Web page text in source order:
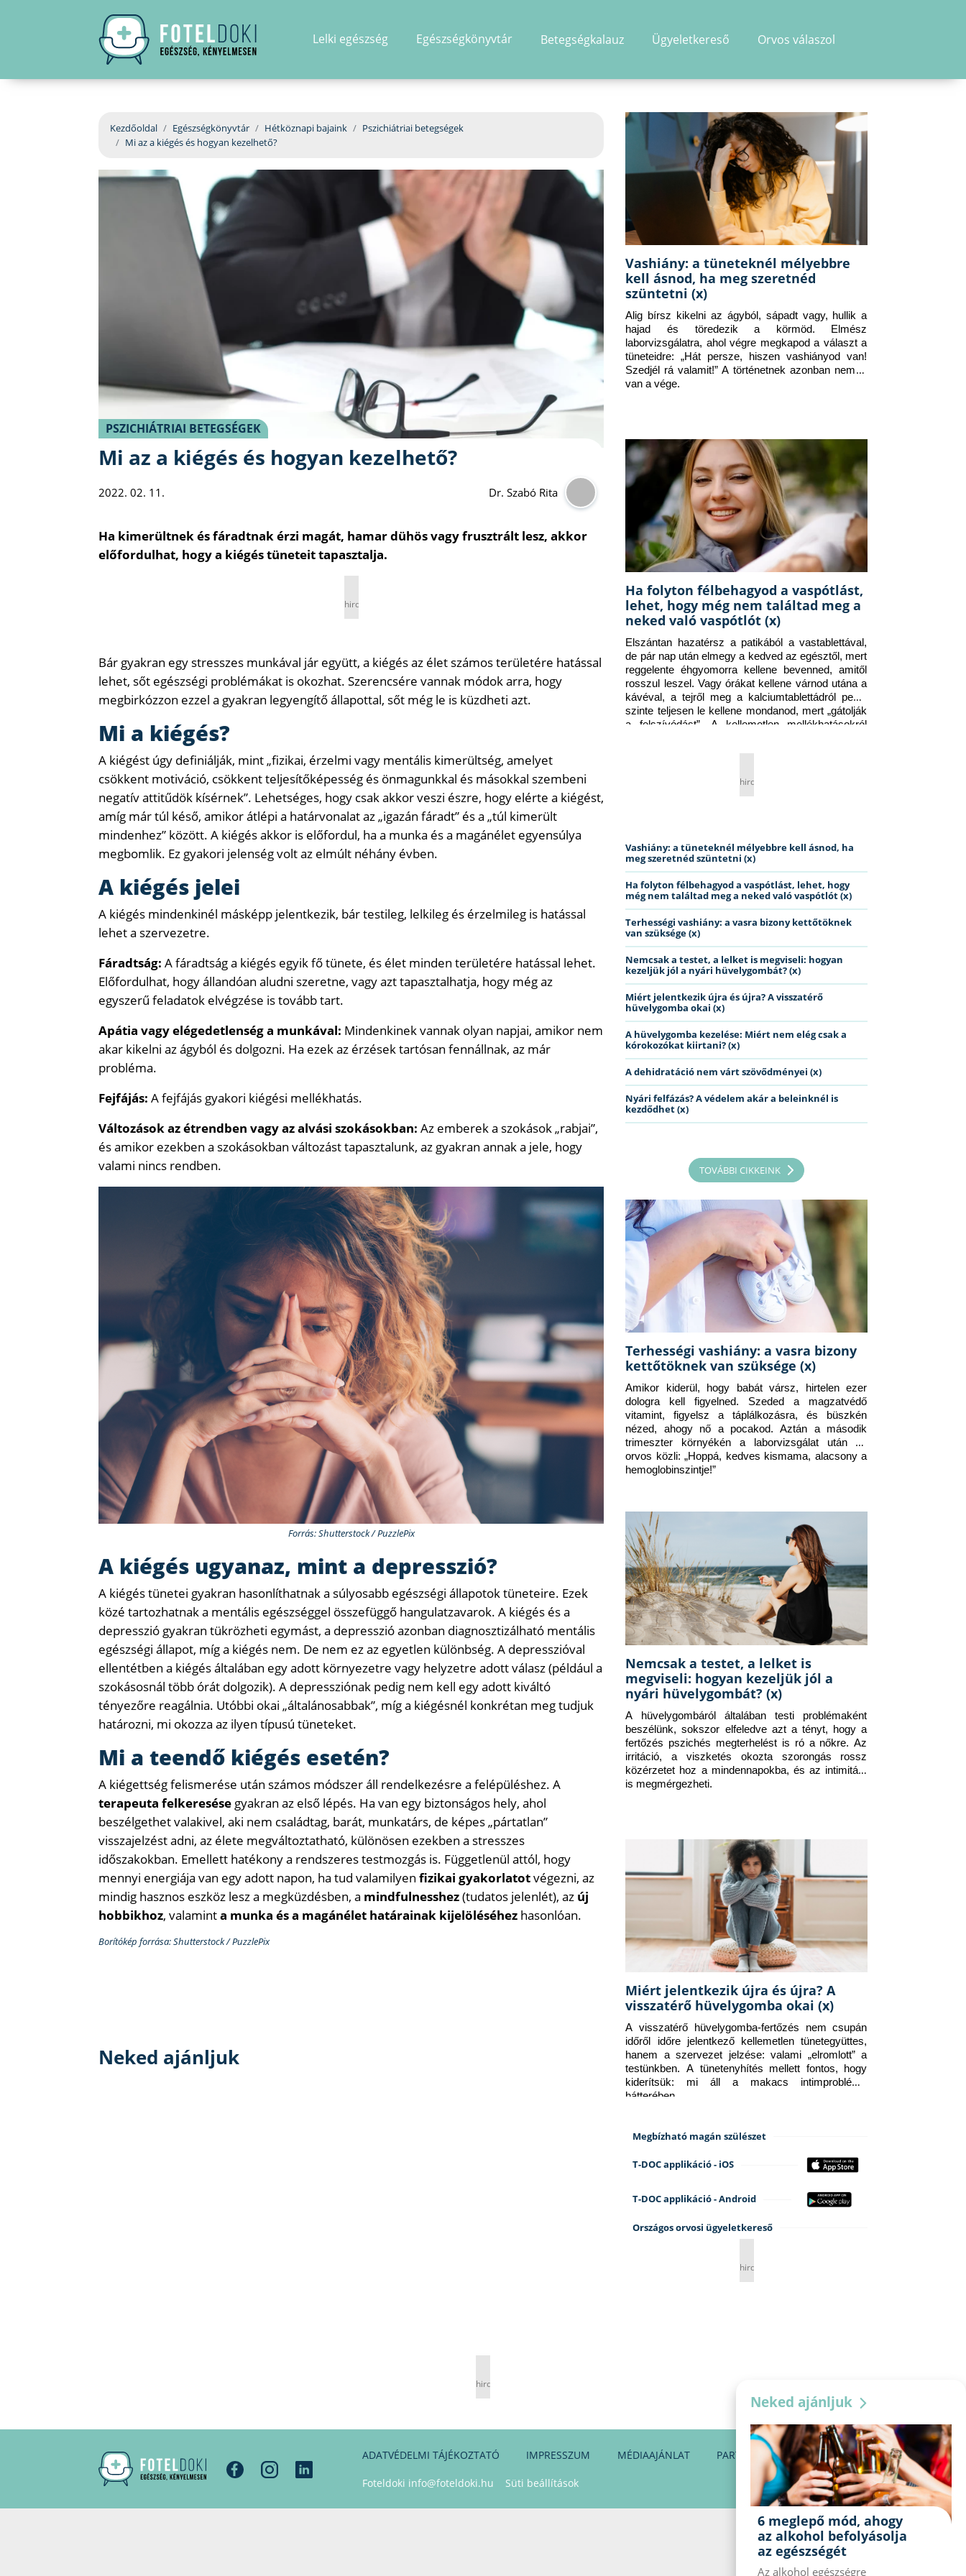
Lelki egészség Egészségkönyvtár Betegségkalauz Ügyeletkereső Orvos válaszol
Kezdőoldal Egészségkönyvtár Hétköznapi bajaink
Pszichiátriai betegségek
Mi az a kiégés és hogyan kezelhető?
PSZICHIÁTRIAI BETEGSÉGEK
Mi az a kiégés és hogyan kezelhető?
2022. 02. 11. Dr. Szabó Rita
Ha kimerültnek és fáradtnak érzi magát, hamar dühös vagy frusztrált lesz, akkor
előfordulhat, hogy a kiégés tüneteit tapasztalja.
hirdetés
Bár gyakran egy stresszes munkával jár együtt, a kiégés az élet számos területére hatással
lehet, sőt egészségi problémákat is okozhat. Szerencsére vannak módok arra, hogy
megbirkózzon ezzel a gyakran legyengítő állapottal, sőt még le is küzdheti azt.
Mi a kiégés?
A kiégést úgy definiálják, mint „fizikai, érzelmi vagy mentális kimerültség, amelyet
csökkent motiváció, csökkent teljesítőképesség és önmagunkkal és másokkal szembeni
negatív attitűdök kísérnek”. Lehetséges, hogy csak akkor veszi észre, hogy elérte a kiégést,
amíg már túl késő, amikor átlépi a határvonalat az „igazán fáradt” és a „túl kimerült
mindenhez” között. A kiégés akkor is előfordul, ha a munka és a magánélet egyensúlya
megbomlik. Ez gyakori jelenség volt az elmúlt néhány évben.
A kiégés jelei
A kiégés mindenkinél másképp jelentkezik, bár testileg, lelkileg és érzelmileg is hatással
lehet a szervezetre.
Fáradtság: A fáradtság a kiégés egyik fő tünete, és élet minden területére hatással lehet.
Előfordulhat, hogy állandóan aludni szeretne, vagy azt tapasztalhatja, hogy még az
egyszerű feladatok elvégzése is tovább tart.
Apátia vagy elégedetlenség a munkával: Mindenkinek vannak olyan napjai, amikor nem
akar kikelni az ágyból és dolgozni. Ha ezek az érzések tartósan fennállnak, az már
probléma.
Fejfájás: A fejfájás gyakori kiégési mellékhatás.
Változások az étrendben vagy az alvási szokásokban: Az emberek a szokások „rabjai”,
és amikor ezekben a szokásokban változást tapasztalunk, az gyakran annak a jele, hogy
valami nincs rendben.
Forrás: Shutterstock / PuzzlePix
A kiégés ugyanaz, mint a depresszió?
A kiégés tünetei gyakran hasonlíthatnak a súlyosabb egészségi állapotok tüneteire. Ezek
közé tartozhatnak a mentális egészséggel összefüggő hangulatzavarok. A kiégés és a
depresszió gyakran tükrözheti egymást, a depresszió azonban diagnosztizálható mentális
egészségi állapot, míg a kiégés nem. De nem ez az egyetlen különbség. A depresszióval
ellentétben a kiégés általában egy adott környezetre vagy helyzetre adott válasz (például a
szokásosnál több órát dolgozik). A depressziónak pedig nem kell egy adott kiváltó
tényezőre reagálnia. Utóbbi okai „általánosabbak”, míg a kiégésnél konkrétan meg tudjuk
határozni, mi okozza az ilyen típusú tüneteket.
Mi a teendő kiégés esetén?
A kiégettség felismerése után számos módszer áll rendelkezésre a felépüléshez. A
terapeuta felkeresése gyakran az első lépés. Ha van egy biztonságos hely, ahol
beszélgethet valakivel, aki nem családtag, barát, munkatárs, de képes „pártatlan”
visszajelzést adni, az élete megváltoztatható, különösen ezekben a stresszes
időszakokban. Emellett hatékony a rendszeres testmozgás is. Függetlenül attól, hogy
mennyi energiája van egy adott napon, ha tud valamilyen fizikai gyakorlatotvégezni, az
mindig hasznos eszköz lesz a megküzdésben, a mindfulnesshez(tudatos jelenlét), az új
hobbikhoz, valaminta munka és a magánélet határainak kijelöléséhez hasonlóan.
Borítókép forrása: Shutterstock / PuzzlePix
Neked ajánljuk
Vashiány: a tüneteknél mélyebbre
kell ásnod, ha meg szeretnéd
szüntetni (x)
Alig bírsz kikelni az ágyból, sápadt vagy, hullik a
hajad és töredezik a körmöd. Elmész
laborvizsgálatra, ahol végre megkapod a választ a
tüneteidre: „Hát persze, hiszen vashiányod van!
Szedjél rá valamit!” A történetnek azonban nem itt
van a vége.
Ha folyton félbehagyod a vaspótlást,
lehet, hogy még nem találtad meg a
neked való vaspótlót (x)
Elszántan hazatérsz a patikából a vastablettával,
de pár nap után elmegy a kedved az egésztől, mert
reggelente éhgyomorra kellene bevenned, amitől
rosszul leszel. Vagy órákat kellene várnod utána a
kávéval, a tejről meg a kalciumtablettádról pedig
szinte teljesen le kellene mondanod, mert „gátolják
a felszívódást”. A kellemetlen mellékhatásokról
hirdetés
Vashiány: a tüneteknél mélyebbre kell ásnod, ha
meg szeretnéd szüntetni (x)
Ha folyton félbehagyod a vaspótlást, lehet, hogy
még nem találtad meg a neked való vaspótlót (x)
Terhességi vashiány: a vasra bizony kettőtöknek
van szüksége (x)
Nemcsak a testet, a lelket is megviseli: hogyan
kezeljük jól a nyári hüvelygombát? (x)
Miért jelentkezik újra és újra? A visszatérő
hüvelygomba okai (x)
A hüvelygomba kezelése: Miért nem elég csak a
kórokozókat kiirtani? (x)
A dehidratáció nem várt szövődményei (x)
Nyári felfázás? A védelem akár a beleinknél is
kezdődhet (x)
TOVÁBBI CIKKEINK
Terhességi vashiány: a vasra bizony
kettőtöknek van szüksége (x)
Amikor kiderül, hogy babát vársz, hirtelen ezer
dologra kell figyelned. Szeded a magzatvédő
vitamint, figyelsz a táplálkozásra, és büszkén
nézed, ahogy nő a pocakod. Aztán a második
trimeszter környékén a laborvizsgálat után az
orvos közli: „Hoppá, kedves kismama, alacsony a
hemoglobinszintje!”
Nemcsak a testet, a lelket is
megviseli: hogyan kezeljük jól a
nyári hüvelygombát? (x)
A hüvelygombáról általában testi problémaként
beszélünk, sokszor elfeledve azt a tényt, hogy a
fertőzés pszichés megterhelést is ró a nőkre. Az
irritáció, a viszketés okozta szorongás rossz
közérzetet hoz a mindennapokba, és az intimitást
is megmérgezheti.
Miért jelentkezik újra és újra? A
visszatérő hüvelygomba okai (x)
A visszatérő hüvelygomba-fertőzés nem csupán
időről időre jelentkező kellemetlen tünetegyüttes,
hanem a szervezet jelzése: valami „elromlott” a
testünkben. A tünetenyhítés mellett fontos, hogy
kiderítsük: mi áll a makacs intimprobléma
hátterében.
Megbízható magán szülészet
T-DOC applikáció - iOS
T-DOC applikáció - Android
Országos orvosi ügyeletkereső
hirdetés
hirdetés
ADATVÉDELMI TÁJÉKOZTATÓ IMPRESSZUM MÉDIAAJÁNLAT PARTNEREINK KAPCSOLAT
Foteldoki info@foteldoki.hu Süti beállítások
Neked ajánljuk
6 meglepő mód, ahogy
az alkohol befolyásolja
az egészségét
Az alkohol egészségre